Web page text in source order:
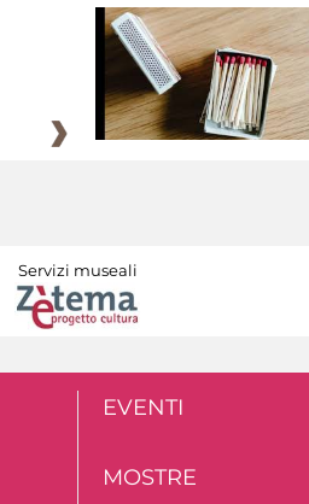
Servizi museali
EVENTI
MOSTRE